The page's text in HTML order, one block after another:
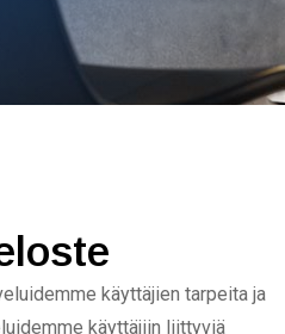
käyttäjien tarpeita ja
käyttäjiin liittyviä